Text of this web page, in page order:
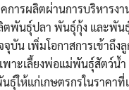
ารผลิตผ่านการบริหารงา
ตพันธุ์ปลา พันธุ์กุ้ง และพัน
บัน เพิ่มโอกาสการเข้าถึง
พาะเลี้ยงพ่อแม่พันธุ์สัตว์น้ำ
ให้แก่เกษตรกรในราคาที่